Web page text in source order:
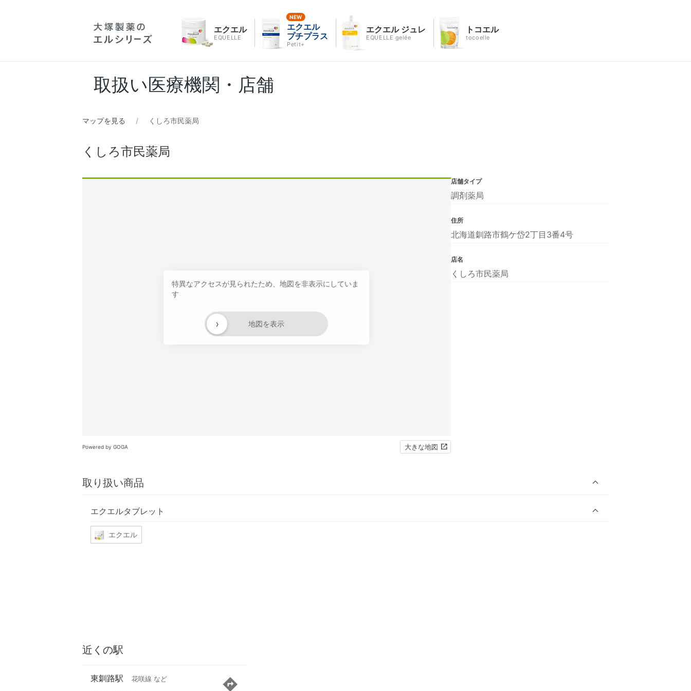
エクエル
EQUELLE
エクエル
プチプラス
Petit+
エクエル ジュレ
EQUELLE gelée
トコエル
tocoelle
取扱い医療機関・店舗
マップを見る くしろ市民薬局
くしろ市民薬局
特異なアクセスが見られたため、地図を非表示にしていま
す
地図を表示
›
Powered by GOGA 大きな地図
取り扱い商品
エクエルタブレット
エクエル
店舗タイプ
調剤薬局
住所
北海道釧路市鶴ケ岱2丁目3番4号
店名
くしろ市民薬局
近くの駅
東釧路駅 花咲線 など